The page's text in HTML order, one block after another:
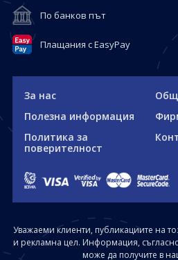
По банков път
Плащания с EasyPay
За нас
Полезна информация
Политика за
поверителност
Уважаеми клиенти, публикациите на
и рекламна цел. Информация,
може да получите в